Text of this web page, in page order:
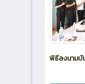
พิธีลงนามบั